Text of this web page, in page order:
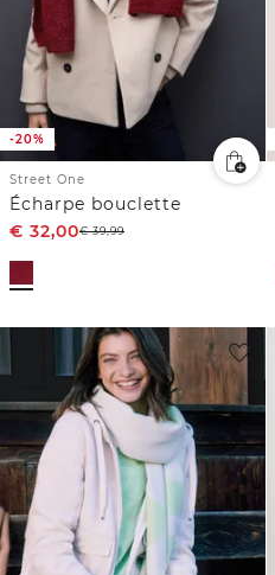
-20%
Street One
Écharpe bouclette
€ 32,00€39,99